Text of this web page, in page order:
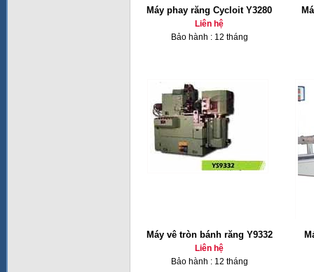
Máy phay răng Cycloit Y3280
Liên hệ
Bảo hành : 12 tháng
Máy vê tròn bánh răng Y9332
Liên hệ
Bảo hành : 12 tháng